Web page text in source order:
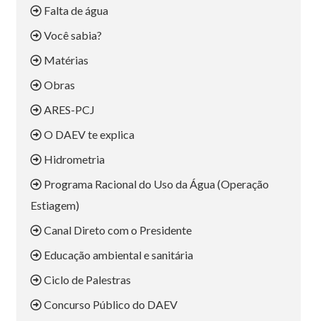
Falta de água
Você sabia?
Matérias
Obras
ARES-PCJ
O DAEV te explica
Hidrometria
Programa Racional do Uso da Água (Operação
Estiagem)
Canal Direto com o Presidente
Educação ambiental e sanitária
Ciclo de Palestras
Concurso Público do DAEV